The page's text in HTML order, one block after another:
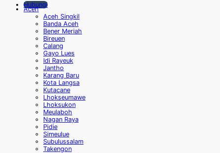
Hubungi
Aceh
Aceh Singkil
Banda Aceh
Bener Meriah
Bireuen
Calang
Gayo Lues
Idi Rayeuk
Jantho
Karang Baru
Kota Langsa
Kutacane
Lhokseumawe
Lhoksukon
Meulaboh
Nagan Raya
Pidie
Simeulue
Subulussalam
Takengon